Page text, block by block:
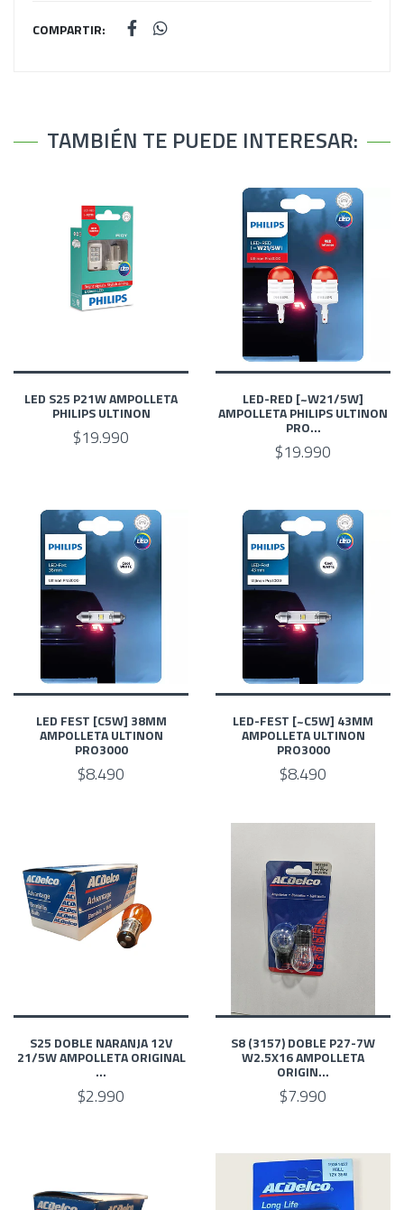
COMPARTIR:
TAMBIÉN TE PUEDE INTERESAR:
LED S25 P21W AMPOLLETA
PHILIPS ULTINON
$19.990
LED-RED [~W21/5W]
AMPOLLETA PHILIPS ULTINON
PRO...
$19.990
LED FEST [C5W] 38MM
AMPOLLETA ULTINON
PRO3000
$8.490
LED-FEST [~C5W] 43MM
AMPOLLETA ULTINON
PRO3000
$8.490
S25 DOBLE NARANJA 12V
21/5W AMPOLLETA ORIGINAL
...
$2.990
S8 (3157) DOBLE P27-7W
W2.5X16 AMPOLLETA
ORIGIN...
$7.990